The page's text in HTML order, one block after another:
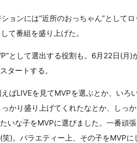
ョンには“近所のおっちゃん”として
て番組を盛り上げた。
として選出する役割も。6月22日(月)
タートする。
ばLIVEを見てMVPを選ぶとか、いろ
かり盛り上げてくれたなとか、しっ
いな子をMVPに選びました。一番頑
)。バラエティー上、その子をMVP